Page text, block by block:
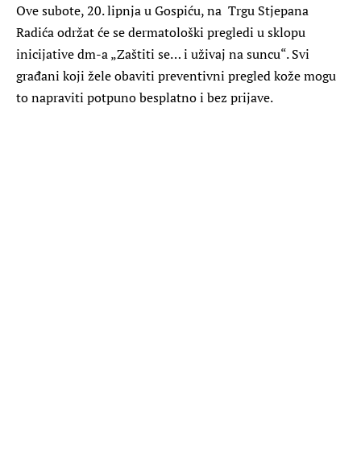
Ove subote, 20. lipnja u Gospiću, na Trgu Stjepana
Radića održat će se dermatološki pregledi u sklopu
inicijative dm-a „Zaštiti se… i uživaj na suncu“. Svi
građani koji žele obaviti preventivni pregled kože mogu
to napraviti potpuno besplatno i bez prijave.